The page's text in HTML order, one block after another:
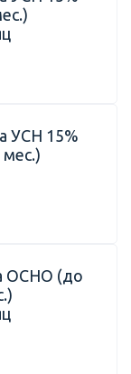
УСН 15%
ОСНО (до